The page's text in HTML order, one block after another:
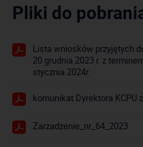
Pliki do
Lista wniosków przyjętych
20 grudnia 2023 r. z
stycznia 2024r.
komunikat Dyrektora KCPU
Zarzadzenie_nr_64_2023